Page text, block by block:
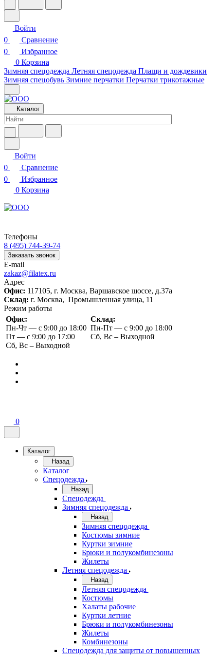
Войти
0
Сравнение
0
Избранное
0 Корзина
Зимняя спецодежда Летняя спецодежда Плащи и дождевики
Зимняя спецобувь Зимние перчатки Перчатки трикотажные
Каталог
Войти
0
Сравнение
0
Избранное
0 Корзина
Телефоны
8 (495) 744-39-74
Заказать звонок
E-mail
zakaz@filatex.ru
Адрес
Офис: 117105, г. Москва, Варшавское шоссе, д.37а
Склад: г. Москва, Промышленная улица, 11
Режим работы
Офис:
Пн-Чт — с 9:00 до 18:00
Пт — с 9:00 до 17:00
Сб, Вс – Выходной
Склад:
Пн-Пт — с 9:00 до 18:00
Сб, Вс – Выходной
0
Каталог
Назад
Каталог
Спецодежда
Назад
Спецодежда
Зимняя спецодежда
Назад
Зимняя спецодежда
Костюмы зимние
Куртки зимние
Брюки и полукомбинезоны
Жилеты
Летняя спецодежда
Назад
Летняя спецодежда
Костюмы
Халаты рабочие
Куртки летние
Брюки и полукомбинезоны
Жилеты
Комбинезоны
Спецодежда для защиты от повышенных